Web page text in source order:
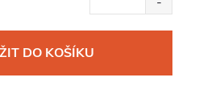
DO KOŠÍKU